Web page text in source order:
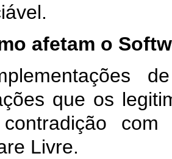
afetam o
que os
Livre.